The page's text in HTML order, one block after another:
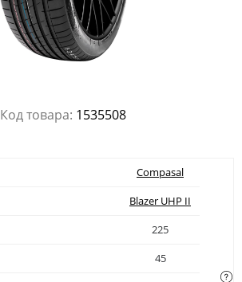
Код товара: 1535508
Compasal
Blazer UHP II
225
45